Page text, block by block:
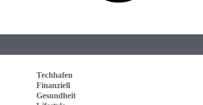
Techhafen
Finanziell
Gesundheit